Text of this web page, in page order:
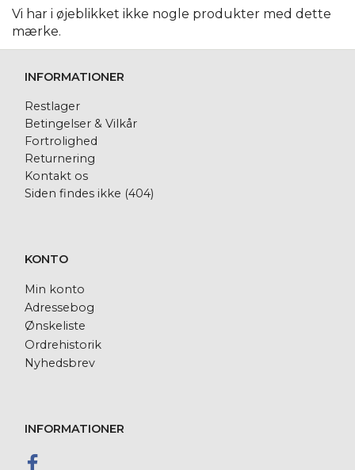
Vi har i øjeblikket ikke nogle produkter med dette
mærke.
INFORMATIONER
Restlager
Betingelser & Vilkår
Fortrolighed
Returnering
Kontakt os
Siden findes ikke (404)
KONTO
Min konto
Adressebog
Ønskeliste
Ordrehistorik
Nyhedsbrev
INFORMATIONER